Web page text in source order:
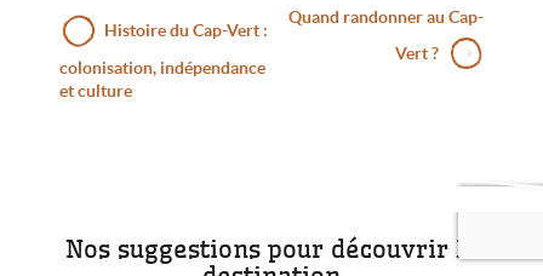
Navigation
de
l’article
précédent :
Histoire du Cap-Vert :
colonisation, indépendance
et culture
Article
Quand randonner au Cap-
Vert ?
Nos suggestions pour découvrir la